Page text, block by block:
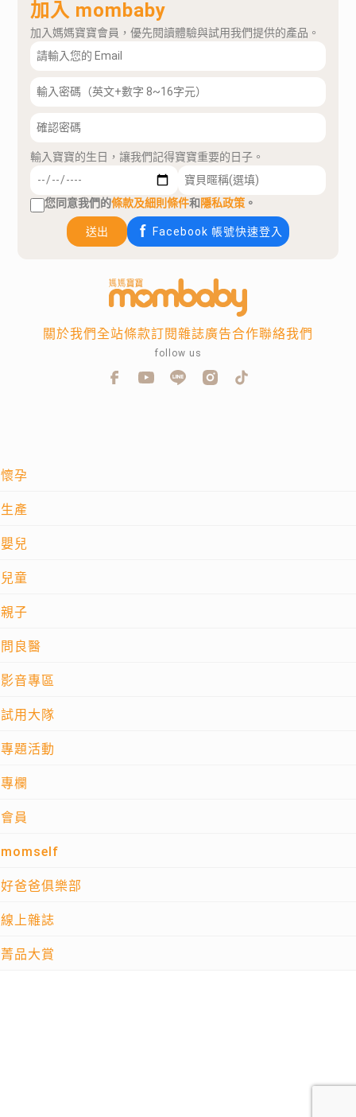
加入 mombaby
加入媽媽寶寶會員，優先閱讀體驗與試用我們提供的產品。
輸入寶寶的生日，讓我們記得寶寶重要的日子。
您同意我們的條款及細則條件和隱私政策 。
送出 Facebook 帳號快速登入
懷孕
生產
嬰兒
兒童
親子
問良醫
影音專區
試用大隊
專題活動
專欄
會員
momself
好爸爸俱樂部
線上雜誌
菁品大賞
關於我們全站條款訂閱雜誌廣告合作聯絡我們
follow us